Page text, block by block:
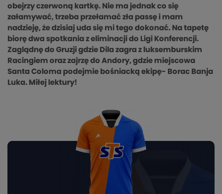
obejrzy czerwoną kartkę. Nie ma jednak co się
załamywać, trzeba przełamać zła passę i mam
nadzieję, że dzisiaj uda się mi tego dokonać. Na tapetę
biorę dwa spotkania z eliminacji do Ligi Konferencji.
Zaglądnę do Gruzji gdzie Dila zagra z luksemburskim
Racingiem oraz zajrzę do Andory, gdzie miejscowa
Santa Coloma podejmie bośniacką ekipę- Borac Banja
Luka. Miłej lektury!